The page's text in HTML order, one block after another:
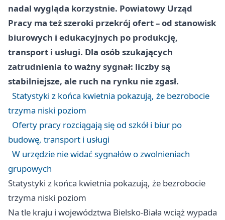
nadal wygląda korzystnie. Powiatowy Urząd
Pracy ma też szeroki przekrój ofert – od stanowisk
biurowych i edukacyjnych po produkcję,
transport i usługi. Dla osób szukających
zatrudnienia to ważny sygnał: liczby są
stabilniejsze, ale ruch na rynku nie zgasł.
Statystyki z końca kwietnia pokazują, że bezrobocie
trzyma niski poziom
Oferty pracy rozciągają się od szkół i biur po
budowę, transport i usługi
W urzędzie nie widać sygnałów o zwolnieniach
grupowych
Statystyki z końca kwietnia pokazują, że bezrobocie
trzyma niski poziom
Na tle kraju i województwa Bielsko‑Biała wciąż wypada